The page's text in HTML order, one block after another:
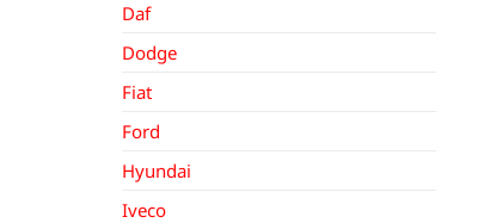
Daf
Dodge
Fiat
Ford
Hyundai
Iveco